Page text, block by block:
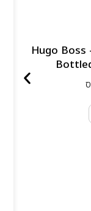
הוגו בוס בוטלד ביונד לאישה אדפ – Hugo Boss